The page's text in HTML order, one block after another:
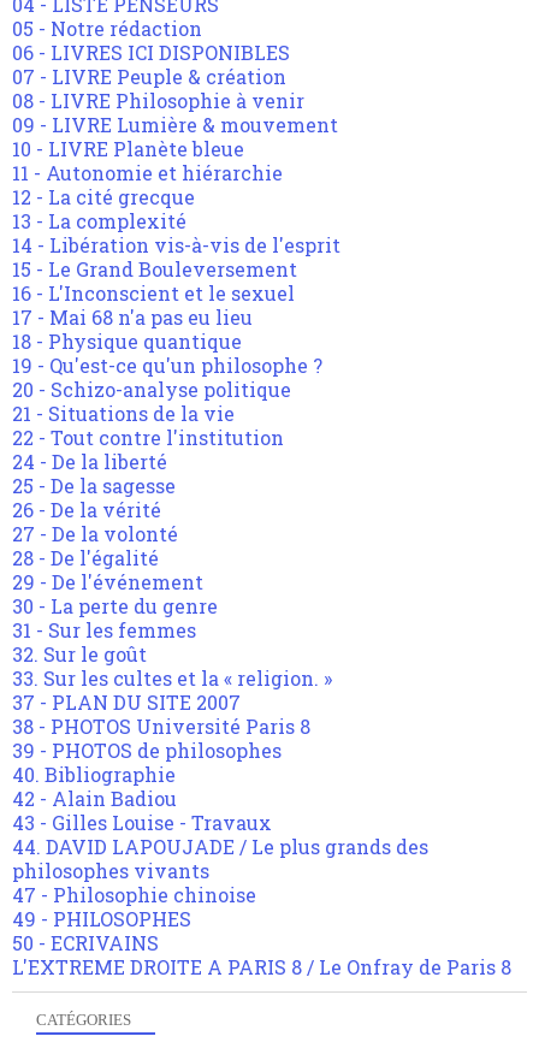
05 - Notre rédaction
06 - LIVRES ICI DISPONIBLES
07 - LIVRE Peuple & création
08 - LIVRE Philosophie à venir
09 - LIVRE Lumière & mouvement
10 - LIVRE Planète bleue
11 - Autonomie et hiérarchie
12 - La cité grecque
13 - La complexité
14 - Libération vis-à-vis de l'esprit
15 - Le Grand Bouleversement
16 - L'Inconscient et le sexuel
17 - Mai 68 n'a pas eu lieu
18 - Physique quantique
19 - Qu'est-ce qu'un philosophe ?
20 - Schizo-analyse politique
21 - Situations de la vie
22 - Tout contre l'institution
24 - De la liberté
25 - De la sagesse
26 - De la vérité
27 - De la volonté
28 - De l'égalité
29 - De l'événement
30 - La perte du genre
31 - Sur les femmes
32. Sur le goût
33. Sur les cultes et la « religion. »
37 - PLAN DU SITE 2007
38 - PHOTOS Université Paris 8
39 - PHOTOS de philosophes
40. Bibliographie
42 - Alain Badiou
43 - Gilles Louise - Travaux
44. DAVID LAPOUJADE / Le plus grands des
philosophes vivants
47 - Philosophie chinoise
49 - PHILOSOPHES
50 - ECRIVAINS
L'EXTREME DROITE A PARIS 8 / Le Onfray de Paris 8
CATÉGORIES